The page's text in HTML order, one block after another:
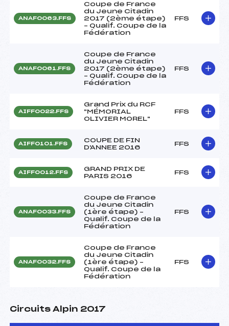
ANAF0063.FFS
Coupe de France
du Jeune Citadin
2017 (2ème étape)
– Qualif. Coupe de la
Fédération
FFS
ANAF0061.FFS
Coupe de France
du Jeune Citadin
2017 (2ème étape)
– Qualif. Coupe de la
Fédération
FFS
AIFF0022.FFS
Grand Prix du RCF
"MÉMORIAL
OLIVIER MOREL"
FFS
AIFF0101.FFS
COUPE DE FIN
D'ANNEE 2016
FFS
AIFF0012.FFS
GRAND PRIX DE
PARIS 2016
FFS
ANAF0033.FFS
Coupe de France
du Jeune Citadin
(1ère étape) –
Qualif. Coupe de la
Fédération
FFS
ANAF0032.FFS
Coupe de France
du Jeune Citadin
(1ère étape) –
Qualif. Coupe de la
Fédération
FFS
Circuits Alpin 2017